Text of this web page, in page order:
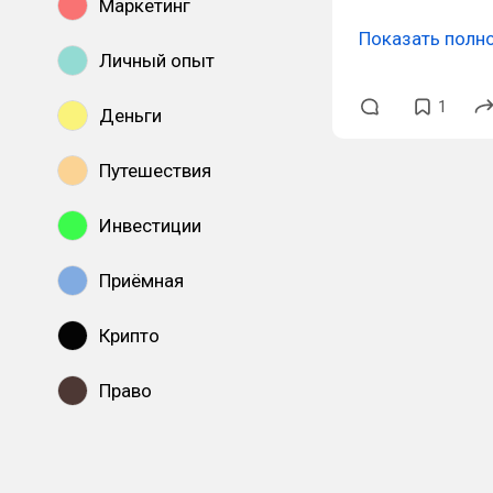
Маркетинг
Личный опыт
Деньги
Путешествия
Инвестиции
Приёмная
Крипто
Право
Показать
1